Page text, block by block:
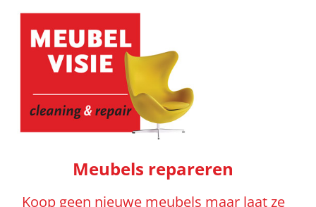
Meubels repareren
Koop geen nieuwe meubels maar laat ze